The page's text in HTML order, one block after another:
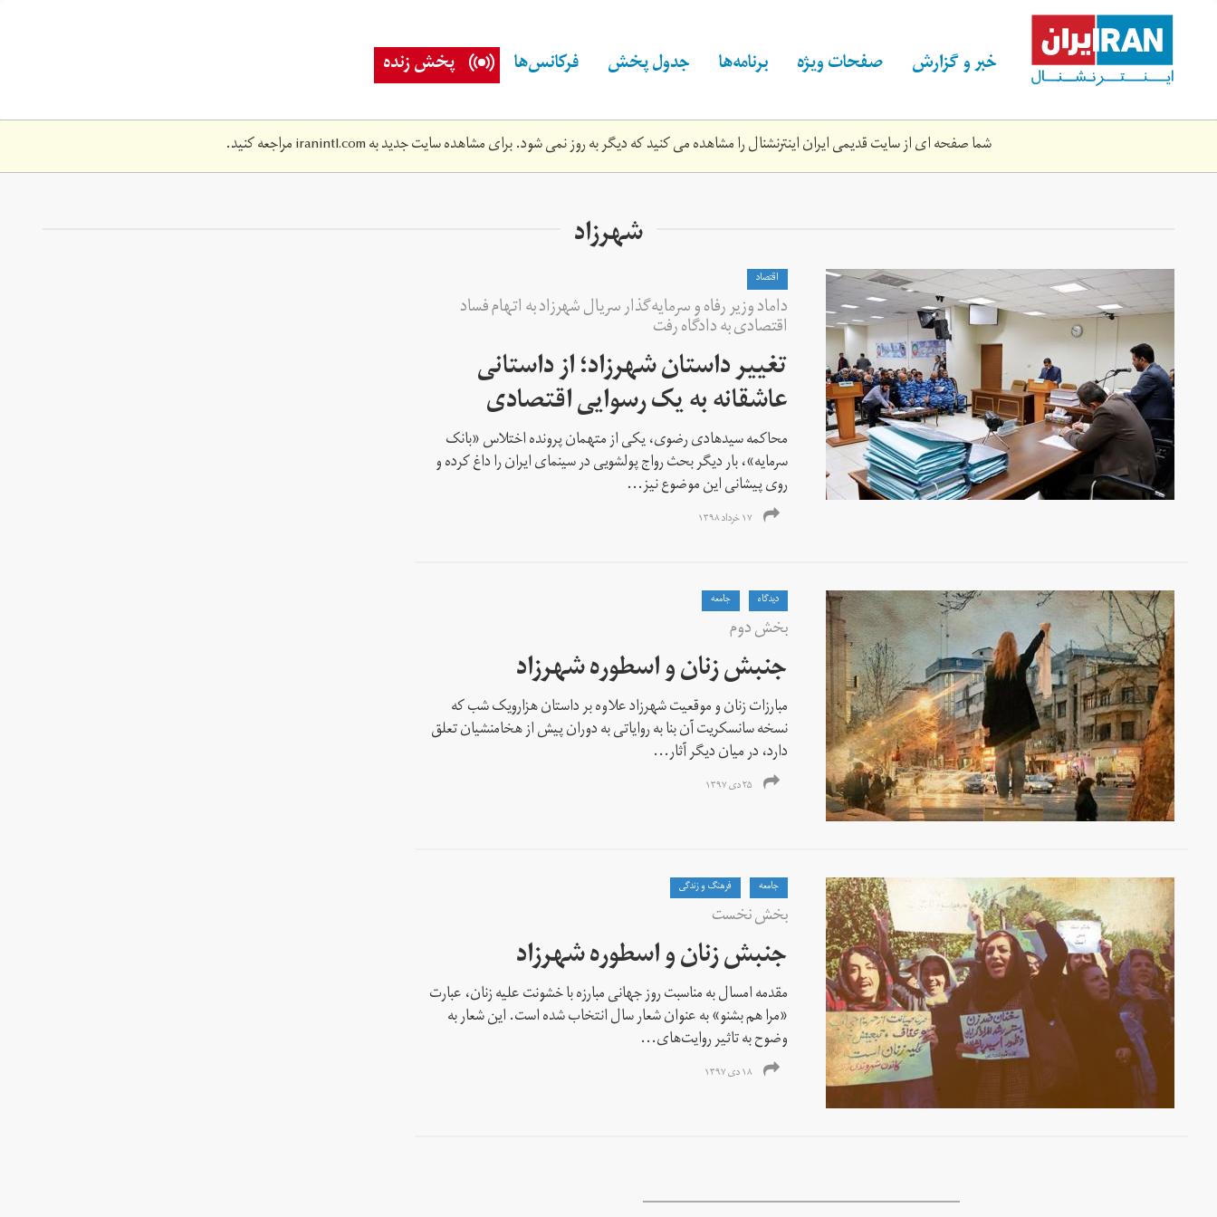
content خبر و گزارش صفحات ویژه برنامه‌ها جدول پخش فرکانس‌ها پخش زنده
شما صفحه ای از سایت قدیمی ایران اینترنشنال را مشاهده می کنید که دیگر به روز نمی شود. برای مشاهده سایت جدید بهiranintl.comمراجعه کنید.
شهرزاد
اقتصاد
داماد وزیر رفاه و سرمایه‌گذار سریال شهرزاد به اتهام فساد
اقتصادی به دادگاه رفت
تغییر داستان شهرزاد؛ از داستانی
عاشقانه به یک رسوایی اقتصادی
محاکمه سیدهادی رضوی، یکی از متهمان پرونده اختلاس «بانک
سرمایه»، بار دیگر بحث رواج پولشویی در سینمای ایران را داغ کرده و
روی پیشانی این موضوع نیز...
۱۷ خرداد ۱۳۹۸
دیدگاه جامعه
بخش دوم
جنبش زنان و اسطوره شهرزاد
مبارزات زنان و موقعیت شهرزاد علاوه بر داستان هزار‌و‌یک شب که
نسخه سانسکریت آن بنا به روایاتی به دوران پیش از هخامنشیان تعلق
دارد، در میان دیگر آثار...
۲۵ دی ۱۳۹۷
جامعه فرهنگ و زندگی
بخش نخست
جنبش زنان و اسطوره شهرزاد
مقدمه امسال به مناسبت روز جهانی مبارزه با خشونت علیه زنان، عبارت
«مرا هم بشنو» به عنوان شعار سال انتخاب شده است. این شعار به
وضوح به تاثیر روایت‌های...
۱۸ دی ۱۳۹۷